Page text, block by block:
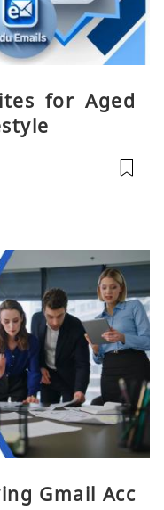
for Aged
Gmail Acc